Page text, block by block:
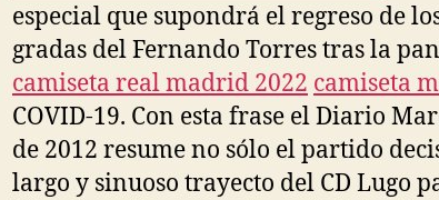
especial que supondrá el regreso de
gradas del Fernando Torres tras la
camiseta real madrid 2022 camiseta
COVID-19. Con esta frase el Diario
de 2012 resume no sólo el partido
largo y sinuoso trayecto del CD Lugo